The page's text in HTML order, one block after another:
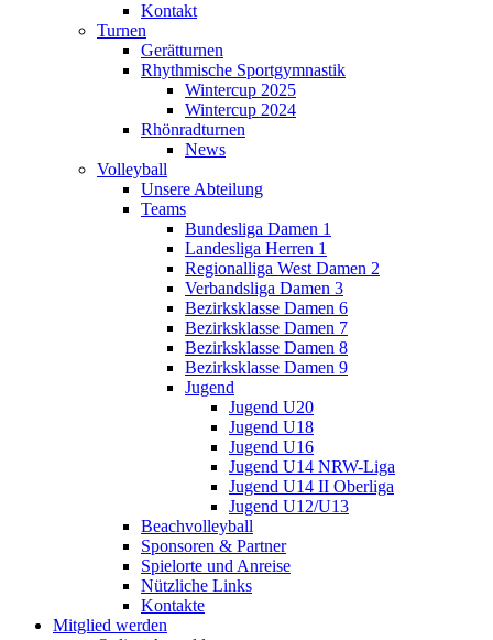
Kontakt
Turnen
Gerätturnen
Rhythmische Sportgymnastik
Wintercup 2025
Wintercup 2024
Rhönradturnen
News
Volleyball
Unsere Abteilung
Teams
Bundesliga Damen 1
Landesliga Herren 1
Regionalliga West Damen 2
Verbandsliga Damen 3
Bezirksklasse Damen 6
Bezirksklasse Damen 7
Bezirksklasse Damen 8
Bezirksklasse Damen 9
Jugend
Jugend U20
Jugend U18
Jugend U16
Jugend U14 NRW-Liga
Jugend U14 II Oberliga
Jugend U12/U13
Beachvolleyball
Sponsoren & Partner
Spielorte und Anreise
Nützliche Links
Kontakte
Mitglied werden